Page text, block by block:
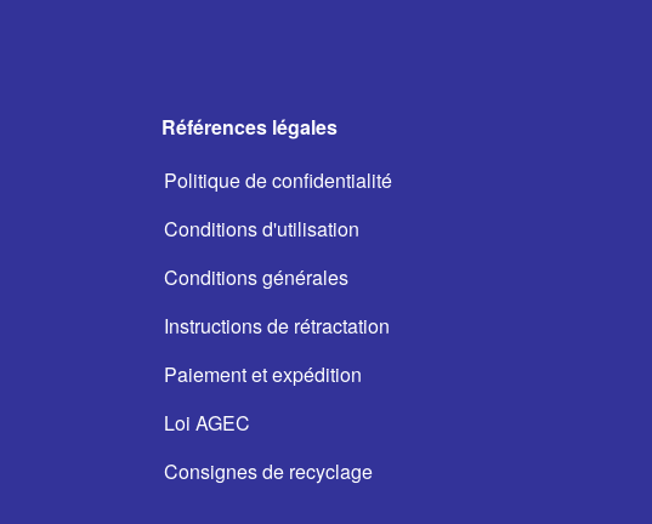
Références légales
Politique de confidentialité
Conditions d'utilisation
Conditions générales
Instructions de rétractation
Paiement et expédition
Loi AGEC
Consignes de recyclage